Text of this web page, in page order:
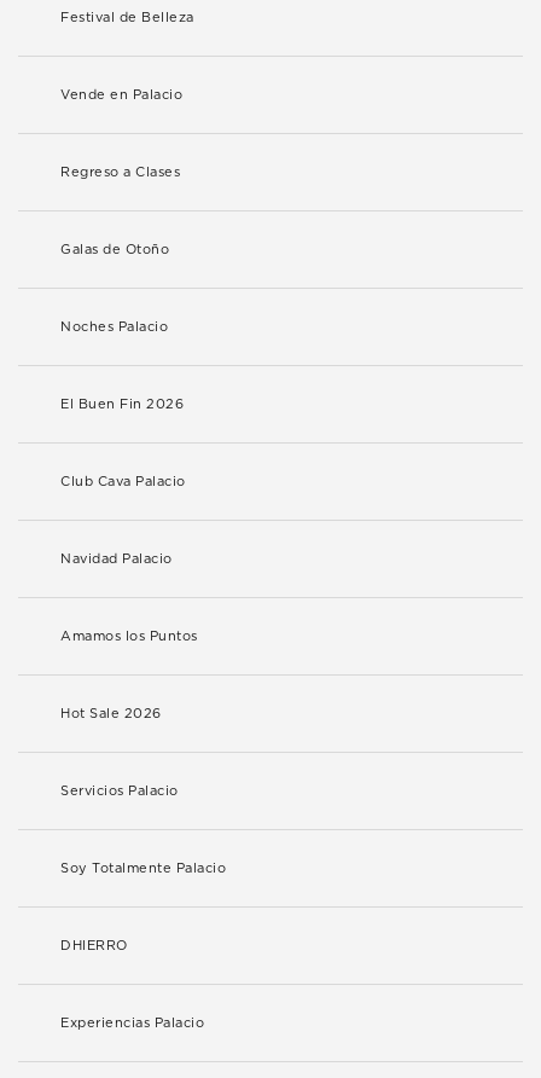
Festival de Belleza
Vende en Palacio
Regreso a Clases
Galas de Otoño
Noches Palacio
El Buen Fin 2026
Club Cava Palacio
Navidad Palacio
Amamos los Puntos
Hot Sale 2026
Servicios Palacio
Soy Totalmente Palacio
DHIERRO
Experiencias Palacio